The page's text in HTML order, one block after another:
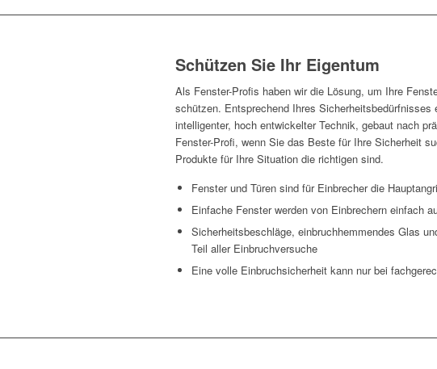
Schützen Sie Ihr Eigentum
Als Fenster-Profis haben wir die Lösung, um Ihre
schützen. Entsprechend Ihres
intelligenter, hoch entwickelter Technik, gebaut nach
Fenster-Profi, wenn Sie das Beste für Ihre Sicherheit
Produkte für Ihre Situation die richtigen sind.
Fenster und Türen sind für Einbrecher die
Einfache Fenster werden von Einbrechern einfach
Sicherheitsbeschläge, einbruchhemmendes Glas
Teil aller Einbruchversuche
Eine volle Einbruchsicherheit kann nur bei